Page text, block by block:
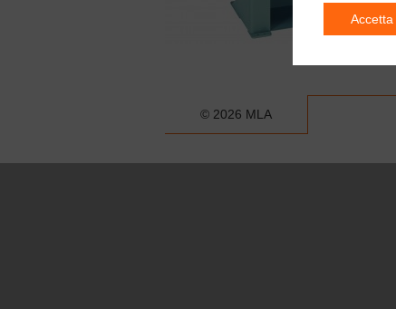
© 2026 MLA
Accetta